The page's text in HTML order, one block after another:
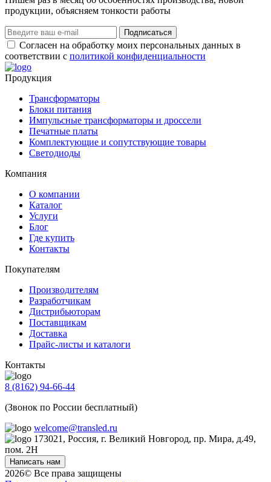
продукции, объясняем тонкости работы
Подписаться
Согласен на обработку моих персональных данных в
соответствии с политикой конфиденциальности
Продукция
Трансформаторы
Блоки питания
Импульсные трансформаторы и дроссели
Печатные платы
Комплектующие и сопутствующие товары
Светодиоды
Компания
О компании
Каталог
Услуги
Блог
Где купить
Контакты
Покупателям
Производителям
Разработчикам
Дистрибьюторам
Поставщикам
Доставка
Прайс-листы и каталоги
Контакты
8 (8162) 94-66-44
(Звонок по России бесплатный)
welcome@transled.ru
173021, Россия, г. Великий Новгород, пр. Мира, д.49,
пом. 2Н
Написать нам
2026© Все права защищены